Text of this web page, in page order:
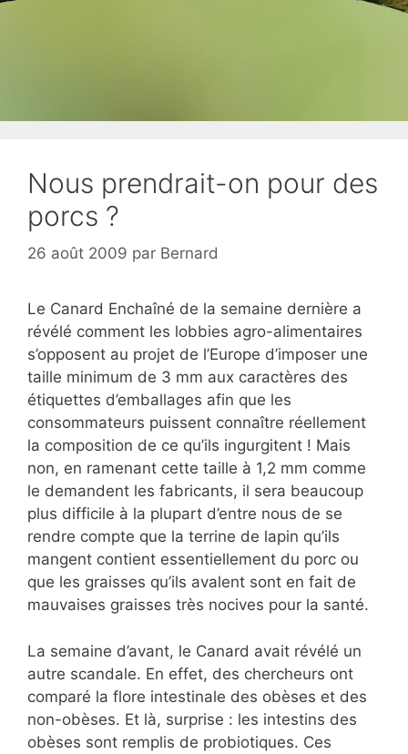
Nous prendrait-on pour des
porcs ?
26 août 2009 par Bernard
Le Canard Enchaîné de la semaine dernière a
révélé comment les lobbies agro-alimentaires
s’opposent au projet de l’Europe d’imposer une
taille minimum de 3 mm aux caractères des
étiquettes d’emballages afin que les
consommateurs puissent connaître réellement
la composition de ce qu’ils ingurgitent ! Mais
non, en ramenant cette taille à 1,2 mm comme
le demandent les fabricants, il sera beaucoup
plus difficile à la plupart d’entre nous de se
rendre compte que la terrine de lapin qu’ils
mangent contient essentiellement du porc ou
que les graisses qu’ils avalent sont en fait de
mauvaises graisses très nocives pour la santé.
La semaine d’avant, le Canard avait révélé un
autre scandale. En effet, des chercheurs ont
comparé la flore intestinale des obèses et des
non-obèses. Et là, surprise : les intestins des
obèses sont remplis de probiotiques. Ces